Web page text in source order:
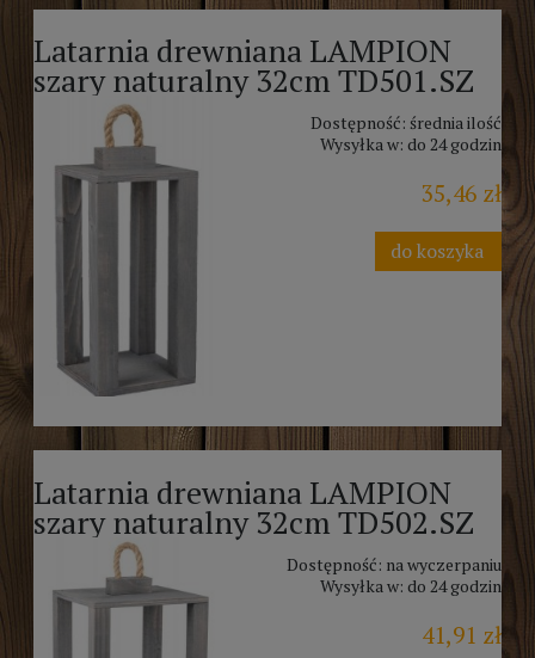
Latarnia drewniana LAMPION
szary naturalny 32cm TD501.SZ
Dostępność: średnia ilość
Wysyłka w: do 24 godzin
35,46 zł
do koszyka
Latarnia drewniana LAMPION
szary naturalny 32cm TD502.SZ
Dostępność: na wyczerpaniu
Wysyłka w: do 24 godzin
41,91 zł